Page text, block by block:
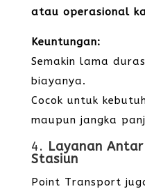
atau operasional
Keuntungan:
Semakin lama
biayanya.
Cocok untuk
maupun jangka
4. Layanan
Stasiun
Point Transport